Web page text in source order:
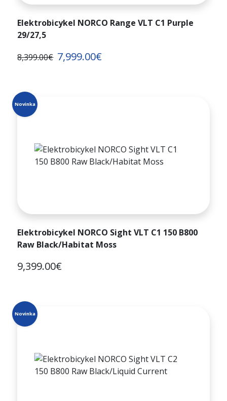
Elektrobicykel NORCO Range VLT C1 Purple
29/27,5
8,399.00€ 7,999.00€
Novinka
Elektrobicykel NORCO Sight VLT C1 150 B800
Raw Black/Habitat Moss
9,399.00€
Novinka